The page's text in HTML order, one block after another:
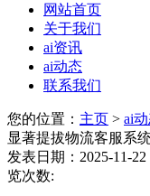
网站首页
关于我们
ai资讯
ai动态
联系我们
您的位置： 主页 > ai
显著提拔物流客服系
发表日期：2025-11-
览次数: